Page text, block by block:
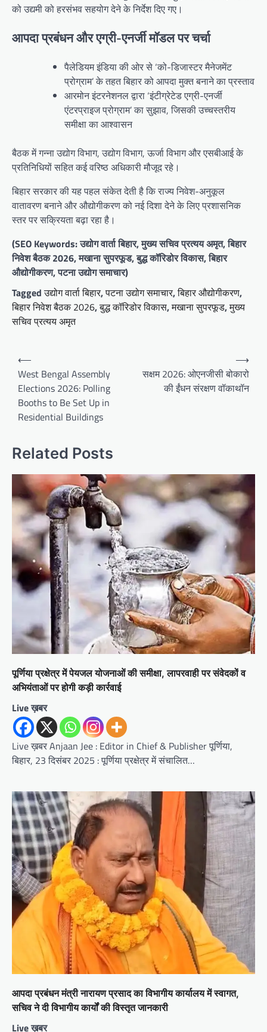
को उद्यमी को हरसंभव सहयोग देने के निर्देश दिए गए।
आपदा प्रबंधन और एग्री-एनर्जी मॉडल पर चर्चा
पैलेडियम इंडिया की ओर से ‘को-डिजास्टर मैनेजमेंट
प्रोग्राम’ के तहत बिहार को आपदा मुक्त बनाने का प्रस्ताव
आरमोन इंटरनेशनल द्वारा ‘इंटीग्रेटेड एग्री-एनर्जी
एंटरप्राइज प्रोग्राम’ का सुझाव, जिसकी उच्चस्तरीय
समीक्षा का आश्वासन
बैठक में गन्ना उद्योग विभाग, उद्योग विभाग, ऊर्जा विभाग और एसबीआई के
प्रतिनिधियों सहित कई वरिष्ठ अधिकारी मौजूद रहे।
बिहार सरकार की यह पहल संकेत देती है कि राज्य निवेश-अनुकूल
वातावरण बनाने और औद्योगीकरण को नई दिशा देने के लिए प्रशासनिक
स्तर पर सक्रियता बढ़ा रहा है।
(SEO Keywords: उद्योग वार्ता बिहार, मुख्य सचिव प्रत्यय अमृत, बिहार
निवेश बैठक 2026, मखाना सुपरफूड, बुद्ध कॉरिडोर विकास, बिहार
औद्योगीकरण, पटना उद्योग समाचार)
Taggedउद्योग वार्ता बिहार,पटना उद्योग समाचार,बिहार औद्योगीकरण,
बिहार निवेश बैठक 2026,बुद्ध कॉरिडोर विकास,मखाना सुपरफूड,मुख्य
सचिव प्रत्यय अमृत
Post
navigation
⟵
West Bengal Assembly
Elections 2026: Polling
Booths to Be Set Up in
Residential Buildings
सक्षम 2026: ओएनजीसी बोकारो
की ईंधन संरक्षण वॉकाथॉन
⟶
Related Posts
पूर्णिया प्रक्षेत्र में पेयजल योजनाओं की समीक्षा, लापरवाही पर संवेदकों व
अभियंताओं पर होगी कड़ी कार्रवाई
Live ख़बर
Live ख़बर Anjaan Jee : Editor in Chief & Publisher पूर्णिया,
बिहार, 23 दिसंबर 2025 : पूर्णिया प्रक्षेत्र में संचालित…
आपदा प्रबंधन मंत्री नारायण प्रसाद का विभागीय कार्यालय में स्वागत,
सचिव ने दी विभागीय कार्यों की विस्तृत जानकारी
Live ख़बर